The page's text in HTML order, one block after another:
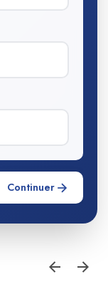
Continuer